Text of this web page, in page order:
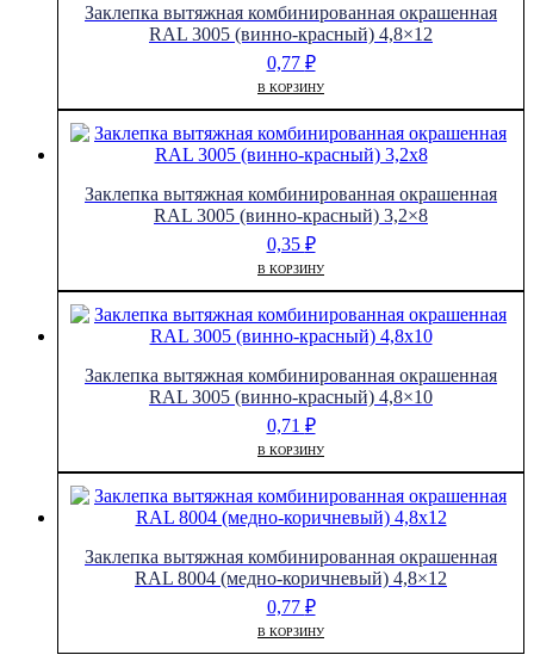
Заклепка вытяжная комбинированная окрашенная
RAL 3005 (винно-красный) 4,8×12
0,77 ₽
В КОРЗИНУ
Заклепка вытяжная комбинированная окрашенная
RAL 3005 (винно-красный) 3,2×8
0,35 ₽
В КОРЗИНУ
Заклепка вытяжная комбинированная окрашенная
RAL 3005 (винно-красный) 4,8×10
0,71 ₽
В КОРЗИНУ
Заклепка вытяжная комбинированная окрашенная
RAL 8004 (медно-коричневый) 4,8×12
0,77 ₽
В КОРЗИНУ